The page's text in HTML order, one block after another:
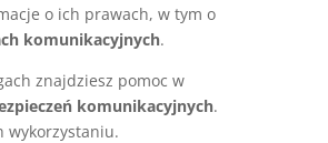
o ich prawach, w tym o
komunikacyjnych.
znajdziesz pomoc w
komunikacyjnych.
wykorzystaniu.